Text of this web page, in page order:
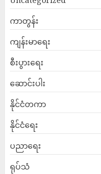
ကာတွန်း
ကျန်းမာရေး
စီးပွားရေး
ဆောင်းပါး
နိုင်ငံတကာ
နိုင်ငံရေး
ပညာရေး
ရုပ်သံ